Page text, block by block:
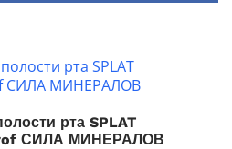
рта SPLAT
СИЛА МИНЕРАЛОВ